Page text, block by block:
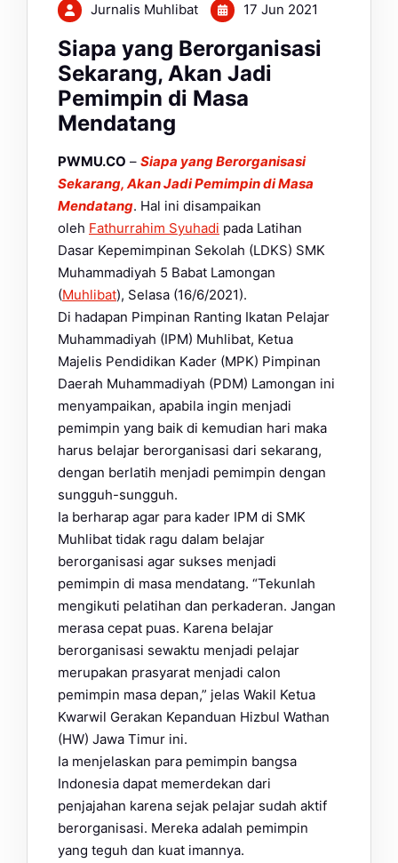
Jurnalis Muhlibat 17 Jun 2021
Siapa yang Berorganisasi
Sekarang, Akan Jadi
Pemimpin di Masa
Mendatang
PWMU.CO – Siapa yang Berorganisasi
Sekarang, Akan Jadi Pemimpin di Masa
Mendatang. Hal ini disampaikan
oleh Fathurrahim Syuhadi pada Latihan
Dasar Kepemimpinan Sekolah (LDKS) SMK
Muhammadiyah 5 Babat Lamongan
(Muhlibat), Selasa (16/6/2021).
Di hadapan Pimpinan Ranting Ikatan Pelajar
Muhammadiyah (IPM) Muhlibat, Ketua
Majelis Pendidikan Kader (MPK) Pimpinan
Daerah Muhammadiyah (PDM) Lamongan ini
menyampaikan, apabila ingin menjadi
pemimpin yang baik di kemudian hari maka
harus belajar berorganisasi dari sekarang,
dengan berlatih menjadi pemimpin dengan
sungguh-sungguh.
Ia berharap agar para kader IPM di SMK
Muhlibat tidak ragu dalam belajar
berorganisasi agar sukses menjadi
pemimpin di masa mendatang. “Tekunlah
mengikuti pelatihan dan perkaderan. Jangan
merasa cepat puas. Karena belajar
berorganisasi sewaktu menjadi pelajar
merupakan prasyarat menjadi calon
pemimpin masa depan,” jelas Wakil Ketua
Kwarwil Gerakan Kepanduan Hizbul Wathan
(HW) Jawa Timur ini.
Ia menjelaskan para pemimpin bangsa
Indonesia dapat memerdekan dari
penjajahan karena sejak pelajar sudah aktif
berorganisasi. Mereka adalah pemimpin
yang teguh dan kuat imannya.